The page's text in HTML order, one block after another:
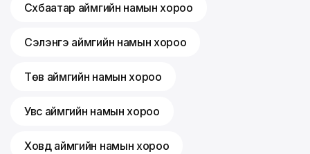
Сүхбаатар аймгийн намын хороо
Сэлэнгэ аймгийн намын хороо
Төв аймгийн намын хороо
Увс аймгийн намын хороо
Ховд аймгийн намын хороо